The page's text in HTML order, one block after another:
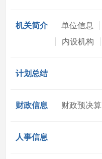
机关简介 单位信息
内设机构
计划总结
财政信息 财政预决算
人事信息